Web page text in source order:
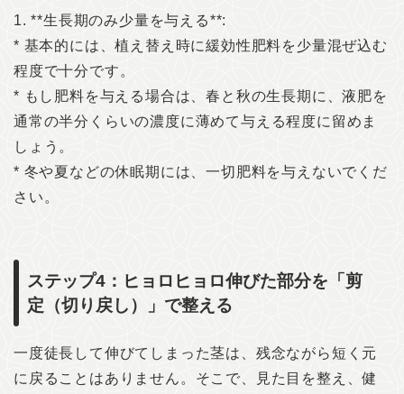
1. **生長期のみ少量を与える**:
* 基本的には、植え替え時に緩効性肥料を少量混ぜ込む
程度で十分です。
* もし肥料を与える場合は、春と秋の生長期に、液肥を
通常の半分くらいの濃度に薄めて与える程度に留めま
しょう。
* 冬や夏などの休眠期には、一切肥料を与えないでくだ
さい。
ステップ4：ヒョロヒョロ伸びた部分を「剪
定（切り戻し）」で整える
一度徒長して伸びてしまった茎は、残念ながら短く元
に戻ることはありません。そこで、見た目を整え、健